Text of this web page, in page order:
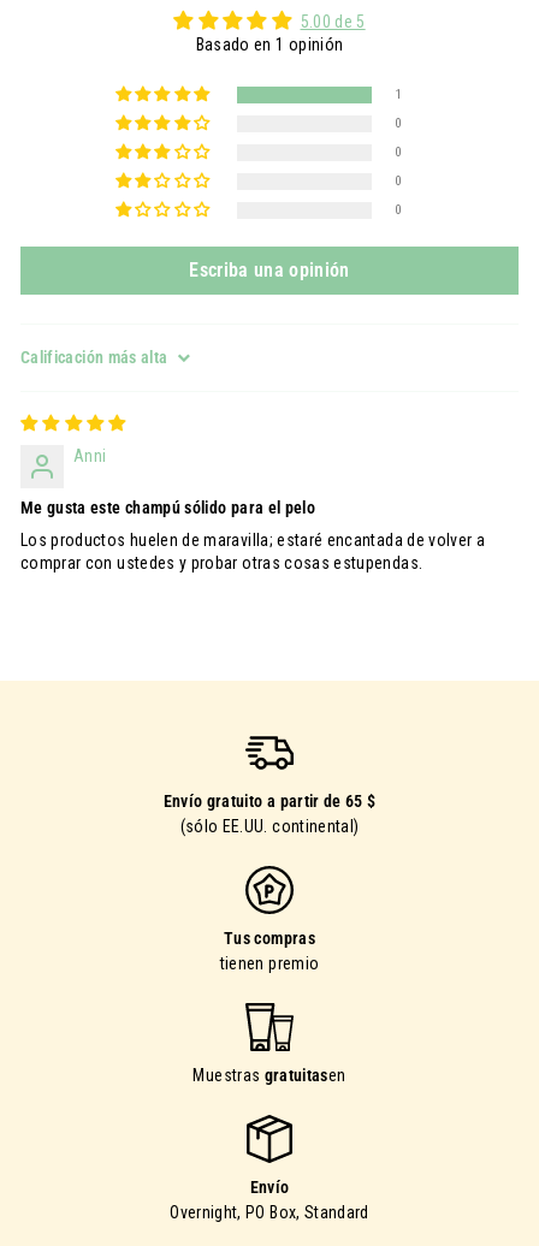
5.00 de 5
Basado en 1 opinión
1
0
0
0
0
Escriba una opinión
Sort by
Anni
Me gusta este champú sólido para el pelo
Los productos huelen de maravilla; estaré encantada de volver a
comprar con ustedes y probar otras cosas estupendas.
Envío gratuito a partir de 65 $
(sólo EE.UU. continental)
Tus compras
tienen premio
Muestras gratuitasen
Envío
Overnight, PO Box, Standard